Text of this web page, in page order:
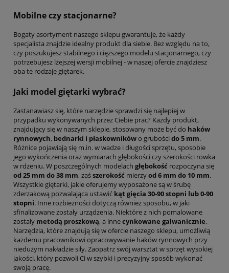
Mobilne czy stacjonarne?
Bogaty asortyment naszego sklepu gwarantuje, że każdy
specjalista znajdzie idealny produkt dla siebie. Bez względu na to,
czy poszukujesz stabilnego i cięższego modelu stacjonarnego, czy
potrzebujesz lżejszej wersji mobilnej - w naszej ofercie znajdziesz
oba te rodzaje giętarek.
Jaki model giętarki wybrać?
Zastanawiasz się, które narzędzie sprawdzi się najlepiej w
przypadku wykonywanych przez Ciebie prac? Każdy produkt,
znajdujący się w naszym sklepie, stosowany może być do haków
rynnowych, bednarki i płaskownikówo grubości do 5 mm.
Różnice pojawiają się m.in. w wadze i długości sprzętu, sposobie
jego wykończenia oraz wymiarach głębokości czy szerokości rowka
w rdzeniu. W poszczególnych modelach głębokość rozpoczyna się
od 25 mm do 38 mm, zaśszerokość mierzyod 6 mm do 10 mm.
Wszystkie giętarki, jakie oferujemy wyposażone są w śrubę
zderzakową pozwalająca ustawić kąt gięcia 30-90 stopni lub 0-90
stopni. Inne rozbieżności dotyczą również sposobu, w jaki
sfinalizowane zostały urządzenia. Niektóre z nich pomalowane
zostały metodą proszkową, a innecynkowane galwanicznie.
Narzędzia, które znajdują się w ofercie naszego sklepu, umożliwią
każdemu pracownikowi opracowywanie haków rynnowych przy
niedużym nakładzie siły. Zaopatrz swój warsztat w sprzęt wysokiej
jakości, który pozwoli Ci w szybki i precyzyjny sposób wykonać
swoją pracę.